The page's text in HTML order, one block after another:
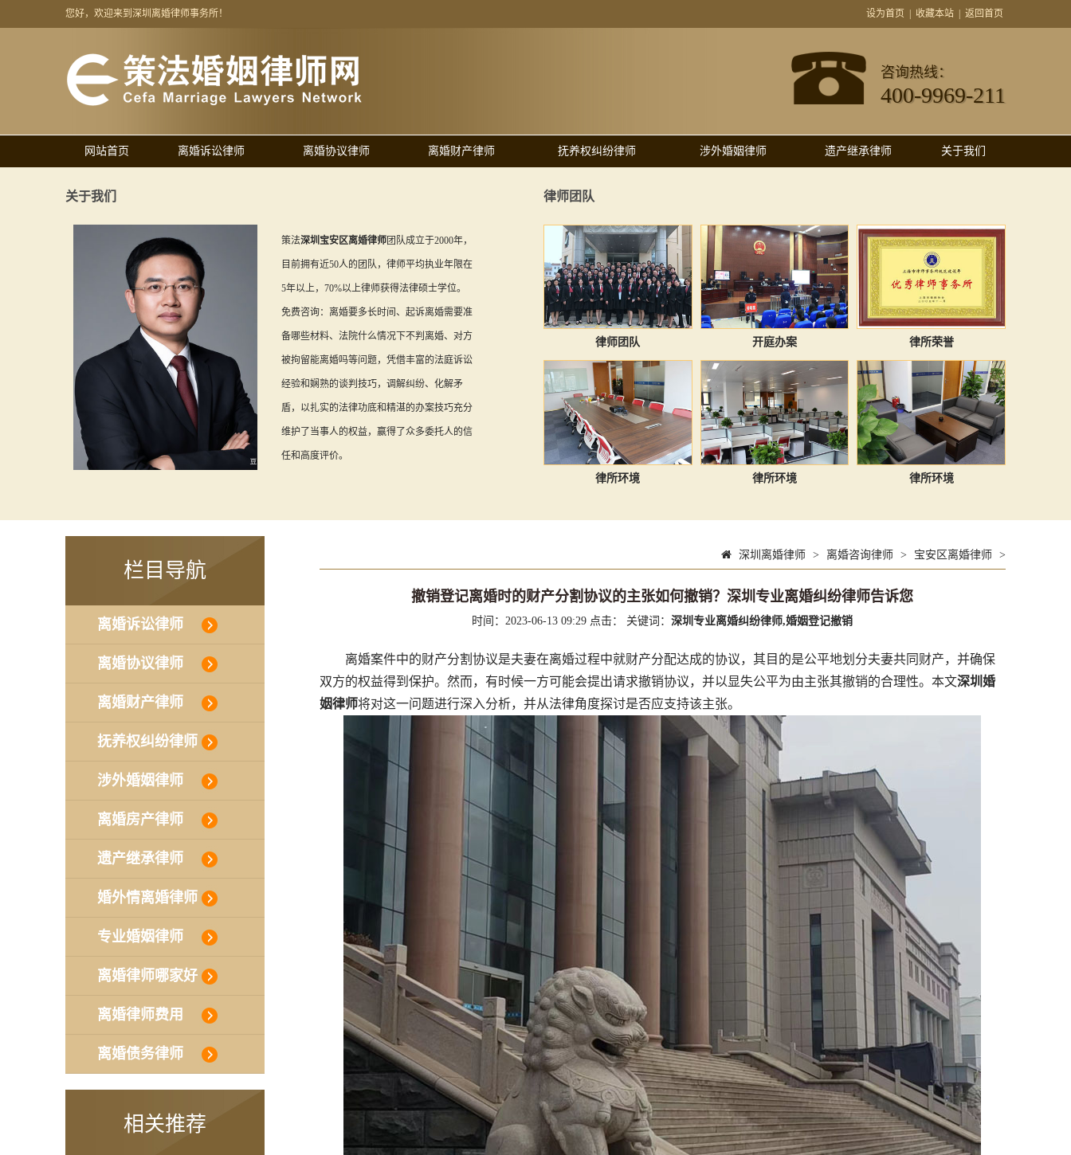
您好，欢迎来到深圳离婚律师事务所！ 设为首页 收藏本站 返回首页
咨询热线：
400-9969-211
网站首页 离婚诉讼律师 离婚协议律师 离婚财产律师 抚养权纠纷律师 涉外婚姻律师 遗产继承律师 关于我们
关于我们
策法深圳宝安区离婚律师团队成立于2000年，
目前拥有近50人的团队，律师平均执业年限在
5年以上，70%以上律师获得法律硕士学位。
免费咨询：离婚要多长时间、起诉离婚需要准
备哪些材料、法院什么情况下不判离婚、对方
被拘留能离婚吗等问题，凭借丰富的法庭诉讼
经验和娴熟的谈判技巧，调解纠纷、化解矛
盾，以扎实的法律功底和精湛的办案技巧充分
维护了当事人的权益，赢得了众多委托人的信
任和高度评价。
律师团队
律师团队 开庭办案 律所荣誉
律所环境 律所环境 律所环境
栏目导航
离婚诉讼律师
离婚协议律师
离婚财产律师
抚养权纠纷律师
涉外婚姻律师
离婚房产律师
遗产继承律师
婚外情离婚律师
专业婚姻律师
离婚律师哪家好
离婚律师费用
离婚债务律师
相关推荐
深圳离婚律师 > 离婚咨询律师 > 宝安区离婚律师 >
撤销登记离婚时的财产分割协议的主张如何撤销？深圳专业离婚纠纷律师告诉您
时间：2023-06-13 09:29 点击： 关键词：深圳专业离婚纠纷律师,婚姻登记撤销
离婚案件中的财产分割协议是夫妻在离婚过程中就财产分配达成的协议，其目的是公平地划分夫妻共同财产，并确保
双方的权益得到保护。然而，有时候一方可能会提出请求撤销协议，并以显失公平为由主张其撤销的合理性。本文深圳婚
姻律师将对这一问题进行深入分析，并从法律角度探讨是否应支持该主张。